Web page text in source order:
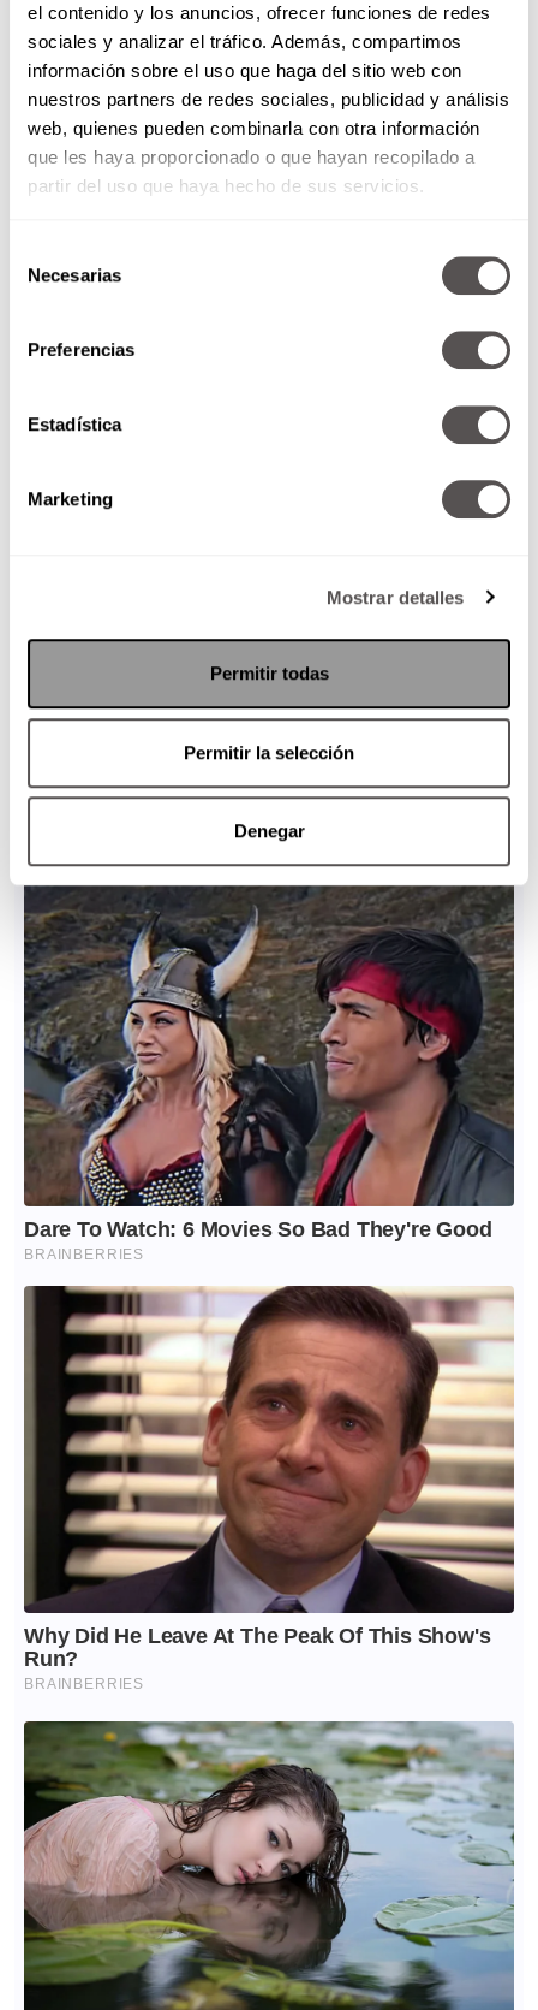
el contenido y los anuncios, ofrecer funciones de redes
sociales y analizar el tráfico. Además, compartimos
información sobre el uso que haga del sitio web con
nuestros partners de redes sociales, publicidad y análisis
web, quienes pueden combinarla con otra información
que les haya proporcionado o que hayan recopilado a
partir del uso que haya hecho de sus servicios.
Necesarias
Preferencias
Estadística
Marketing
Mostrar detalles
Permitir todas
Permitir la selección
Denegar